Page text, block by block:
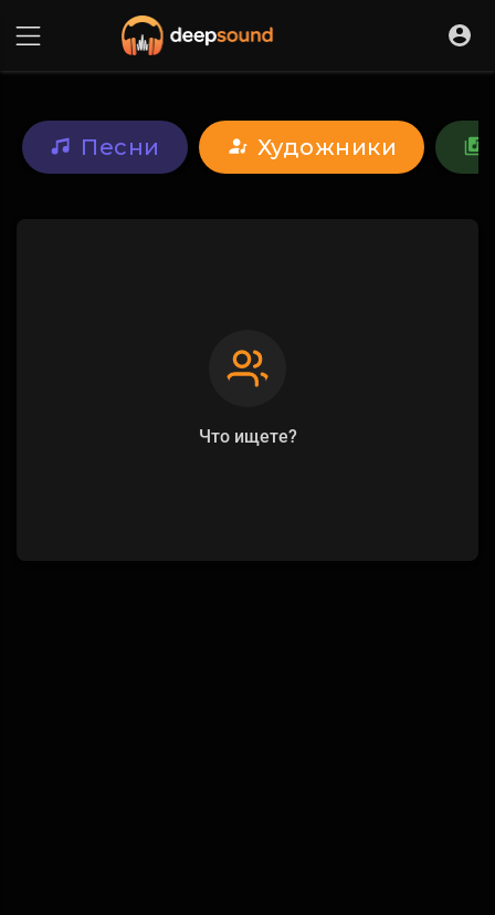
Песни Художники
Что ищете?